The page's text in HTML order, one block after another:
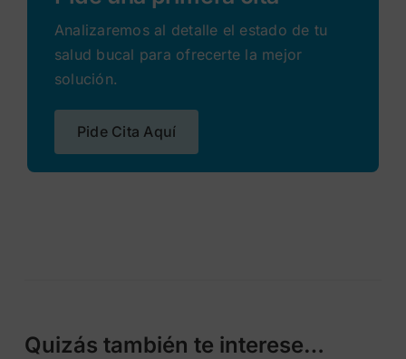
Analizaremos al detalle el estado de tu
salud bucal para ofrecerte la mejor
solución.
Pide Cita Aquí
Quizás también te interese…